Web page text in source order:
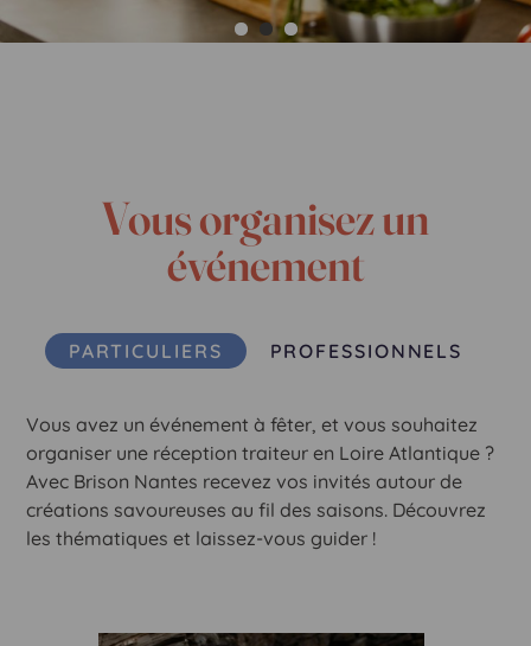
Vous organisez un
événement
PARTICULIERS PROFESSIONNELS
Vous avez un événement à fêter, et vous souhaitez
organiser une réception traiteur en Loire Atlantique ?
Avec Brison Nantes recevez vos invités autour de
créations savoureuses au fil des saisons. Découvrez
les thématiques et laissez-vous guider !